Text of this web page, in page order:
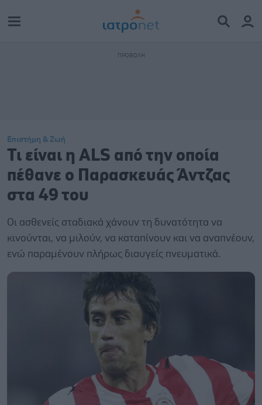
Επιστήμη & Ζωή
Τι είναι η ALS από την οποία
πέθανε ο Παρασκευάς Άντζας
στα 49 του
Οι ασθενείς σταδιακά χάνουν τη δυνατότητα να
κινούνται, να μιλούν, να καταπίνουν και να αναπνέουν,
ενώ παραμένουν πλήρως διαυγείς πνευματικά.